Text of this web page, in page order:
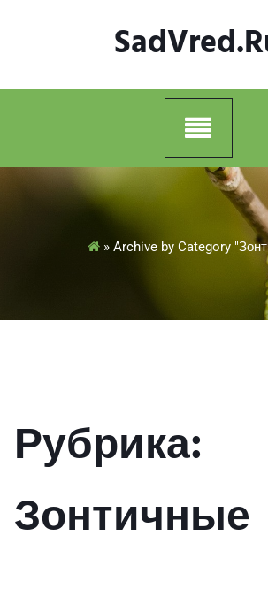
» Archive by Category
Рубрика:
Зонтичные